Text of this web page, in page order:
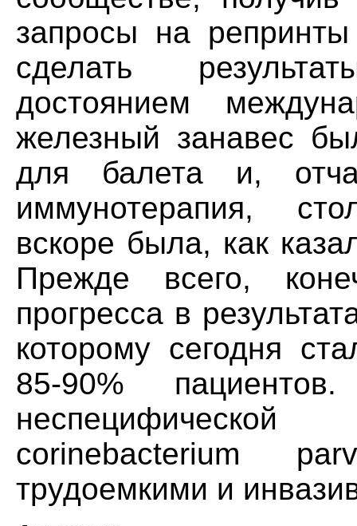
запросы на
сделать
достоянием
железный занавес
для балета и,
иммунотерапия,
вскоре была, как
Прежде всего,
прогресса в
которому сегодня
85-90%
corinebacterium
трудоемкими и